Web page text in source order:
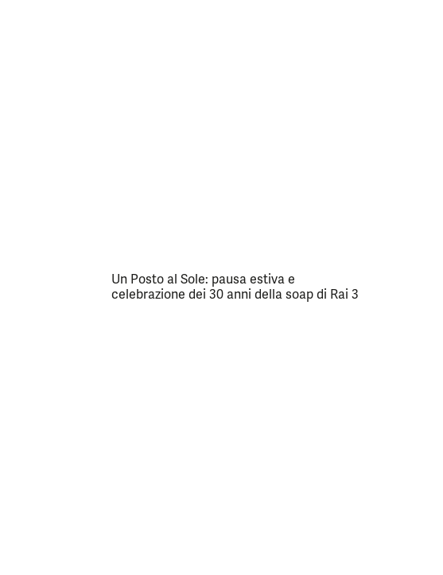
Un Posto al Sole: pausa estiva e
celebrazione dei 30 anni della soap di Rai 3